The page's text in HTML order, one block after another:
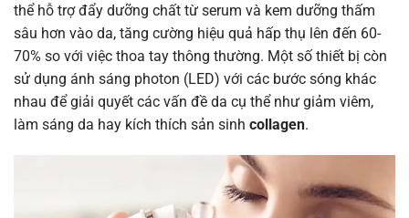
thể hỗ trợ đẩy dưỡng chất từ serum và kem dưỡng thấm
sâu hơn vào da, tăng cường hiệu quả hấp thụ lên đến 60-
70% so với việc thoa tay thông thường. Một số thiết bị còn
sử dụng ánh sáng photon (LED) với các bước sóng khác
nhau để giải quyết các vấn đề da cụ thể như giảm viêm,
làm sáng da hay kích thích sản sinh collagen.